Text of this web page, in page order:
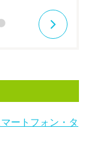
ートフォン・タ